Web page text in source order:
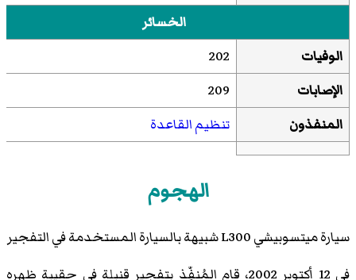
الخسائر
الوفيات
202
الإصابات
209
المنفذون
تنظيم القاعدة
الهجوم
سيارة ميتسوبيشي L300 شبيهة بالسيارة المستخدمة في التفجير
في 12 أكتوبر 2002، قام المُنفِّذ بتفجير قنبلة في حقيبة ظهره